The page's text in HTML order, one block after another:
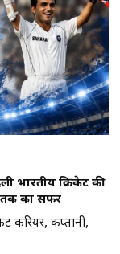
भारतीय क्रिकेट की
तक का सफर
करियर, कप्तानी,